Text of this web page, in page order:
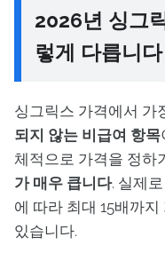
2026년 싱그
렇게 다릅니다
싱그릭스 가격에서 가
되지 않는 비급여 항목
체적으로 가격을 정하
가 매우 큽니다. 실제
에 따라 최대 15배까
있습니다.